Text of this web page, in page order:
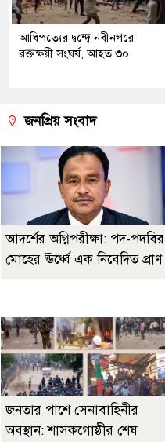
আধিপত্যের দ্বন্দ্বে নবীনগরে
রক্তক্ষয়ী সংঘর্ষ, আহত ৩০
জনপ্রিয় সংবাদ
আদর্শের অগ্নিপরীক্ষা: পদ-পদবির
মোহের ঊর্ধ্বে এক নিবেদিত প্রাণ
জনতার পাশে সেনাবাহিনীর
অবস্থান: শাসকগোষ্ঠীর শেষ